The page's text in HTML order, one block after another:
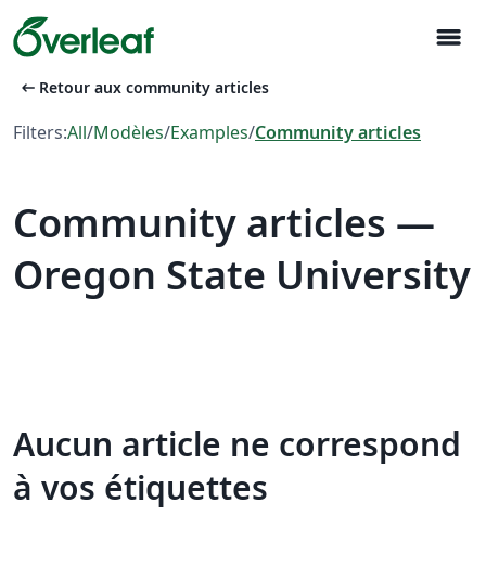
menu
arrow_left_alt Retour aux community articles
Filters:All/Modèles/Examples/Community articles
Community articles —
Oregon State University
Aucun article ne correspond
à vos étiquettes